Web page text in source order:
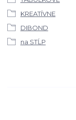
KREATÍVNE
DIBOND
na STĹP